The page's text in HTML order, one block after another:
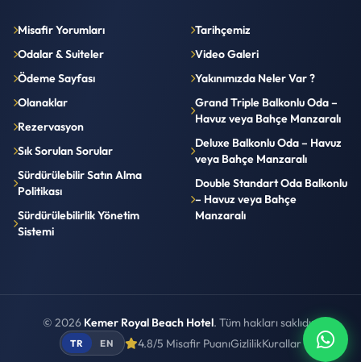
Misafir Yorumları
Odalar & Suiteler
Ödeme Sayfası
Olanaklar
Rezervasyon
Sık Sorulan Sorular
Sürdürülebilir Satın Alma
Politikası
Sürdürülebilirlik Yönetim
Sistemi
Tarihçemiz
Video Galeri
Yakınımızda Neler Var ?
Grand Triple Balkonlu Oda –
Havuz veya Bahçe Manzaralı
Deluxe Balkonlu Oda – Havuz
veya Bahçe Manzaralı
Double Standart Oda Balkonlu
– Havuz veya Bahçe
Manzaralı
© 2026 Kemer Royal Beach Hotel. Tüm hakları saklıdır.
TR EN 4.8/5 Misafir PuanıGizlilikKurallar